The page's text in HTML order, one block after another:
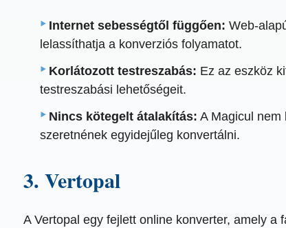
Internet sebességtől függően: Web-
lelassíthatja a konverziós folyamatot.
Korlátozott testreszabás: Ez az eszköz
testreszabási lehetőségeit.
Nincs kötegelt átalakítás: A Magicul nem
szeretnének egyidejűleg konvertálni.
3. Vertopal
A Vertopal egy fejlett online konverter, amely